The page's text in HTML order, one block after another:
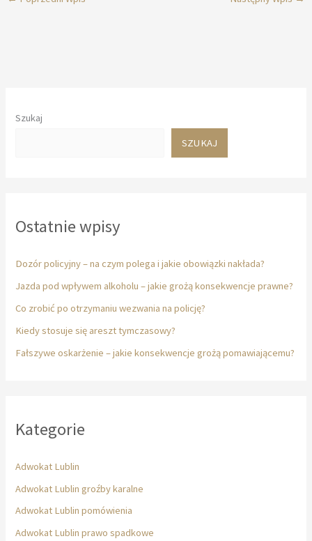
Szukaj
SZUKAJ
Ostatnie wpisy
Dozór policyjny – na czym polega i jakie obowiązki nakłada?
Jazda pod wpływem alkoholu – jakie grożą konsekwencje prawne?
Co zrobić po otrzymaniu wezwania na policję?
Kiedy stosuje się areszt tymczasowy?
Fałszywe oskarżenie – jakie konsekwencje grożą pomawiającemu?
Kategorie
Adwokat Lublin
Adwokat Lublin groźby karalne
Adwokat Lublin pomówienia
Adwokat Lublin prawo spadkowe